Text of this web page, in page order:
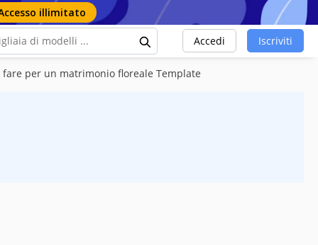
illimitato
Accedi Iscriviti
fare per un matrimonio floreale Template